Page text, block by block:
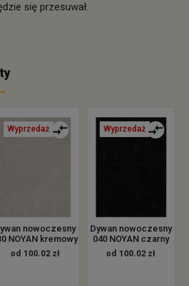
się przesuwał.
Wyprzedaż
nowoczesny
NOYAN kremowy
od 100.02 zł
Wyprzedaż
Dywan nowoczesny
040 NOYAN czarny
od 100.02 zł